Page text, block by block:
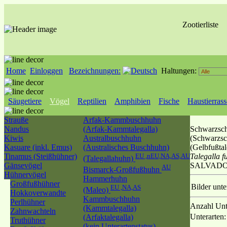
Zootierliste
Home Einloggen Bezeichnungen: Haltungen:
Säugetiere Vögel Reptilien Amphibien Fische
Strauße
Nandus
Kiwis
Kasuare (inkl. Emus)
Tinamus (Steißhühner)
Gänsevögel
Hühnervögel
Großfußhühner
Hokkoverwandte
Perlhühner
Zahnwachteln
Truthühner
Arfak-Kammbuschhuhn
(Arfak-Kammtalegalla)
Australbuschhuhn
(Australisches Buschhuhn)
(Talegallahuhn) EU ,nEU,NA,AS,AU
Bismarck-Großfußhuhn AU
Hammerhuhn
(Maleo) EU ,NA,AS
Kammbuschhuhn
(Kammtalegalla)
(Arfaktalegalla)
Talegalla
Bilder
Anzahl
Unterarten: